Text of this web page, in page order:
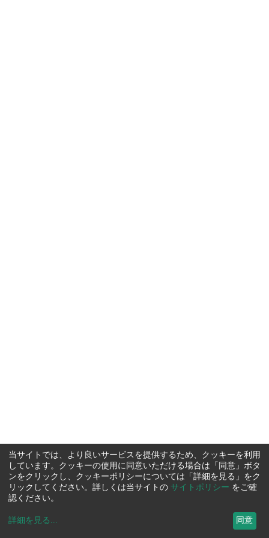
当サイトでは、より良いサービスを提供するため、クッキーを利用
しています。クッキーの使用に同意いただける場合は「同意」ボタ
ンをクリックし、クッキーポリシーについては「詳細を見る」をク
リックしてください。詳しくは当サイトの サイトポリシー をご確
認ください。
詳細を見る ... 同意